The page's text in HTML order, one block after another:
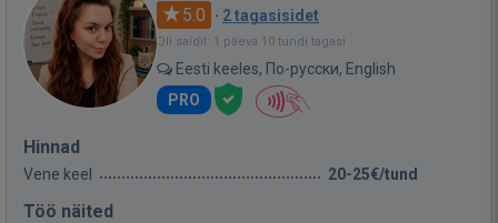
5.0 · 2 tagasisidet
Oli saidil: 1 päeva 10 tundi tagasi
Eesti keeles, По-русски, English
PRO
Hinnad
Vene keel 20-25€/tund
Töö näited